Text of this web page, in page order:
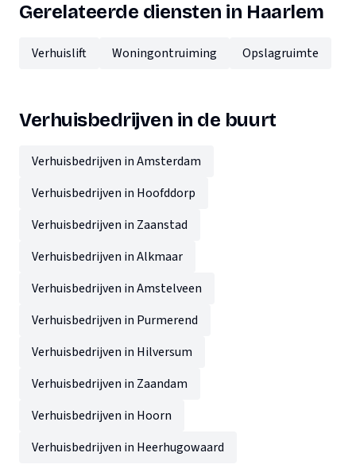
Gerelateerde diensten in Haarlem
Verhuislift Woningontruiming Opslagruimte
Verhuisbedrijven in de buurt
Verhuisbedrijven in Amsterdam
Verhuisbedrijven in Hoofddorp
Verhuisbedrijven in Zaanstad
Verhuisbedrijven in Alkmaar
Verhuisbedrijven in Amstelveen
Verhuisbedrijven in Purmerend
Verhuisbedrijven in Hilversum
Verhuisbedrijven in Zaandam
Verhuisbedrijven in Hoorn
Verhuisbedrijven in Heerhugowaard